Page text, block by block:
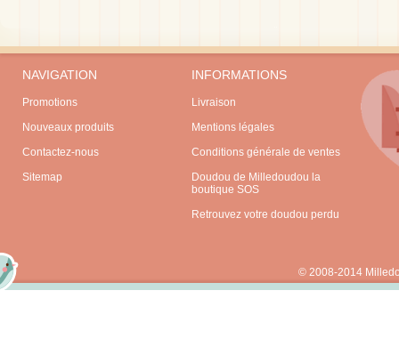
NAVIGATION
Promotions
Nouveaux produits
Contactez-nous
Sitemap
INFORMATIONS
Livraison
Mentions légales
Conditions générale de ventes
Doudou de Milledoudou la
boutique SOS
Retrouvez votre doudou perdu
© 2008-2014